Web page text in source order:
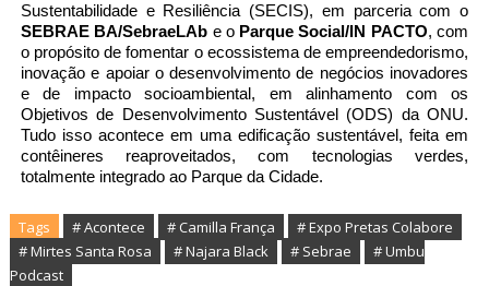
SEBRAE BA/SebraeLAb e o Parque Social/IN PACTO, com
o propósito de fomentar o ecossistema de empreendedorismo,
inovação e apoiar o desenvolvimento de negócios inovadores
e de impacto socioambiental, em alinhamento com os
Objetivos de Desenvolvimento Sustentável (ODS) da ONU.
Tudo isso acontece em uma edificação sustentável, feita em
contêineres reaproveitados, com tecnologias verdes,
totalmente integrado ao Parque da Cidade.
Tags # Acontece # Camilla França
# Expo Pretas Colabore
# Mirtes Santa Rosa
# Najara Black # Sebrae
# Umbu
Podcast